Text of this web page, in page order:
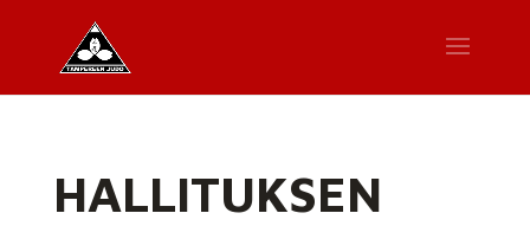
HALLITUKSEN